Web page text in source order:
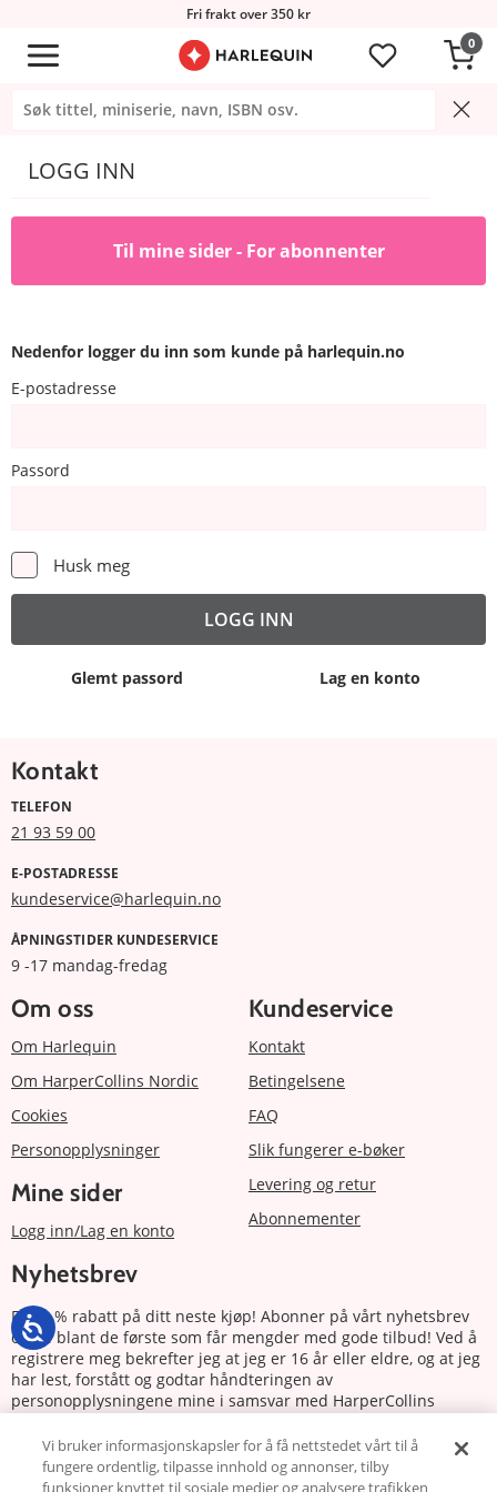
Fri frakt over 350 kr
0
LOGG INN
Til mine sider - For abonnenter
Nedenfor logger du inn som kunde på harlequin.no
E-postadresse
Passord
Husk meg
Glemt passord Lag en konto
Kontakt
TELEFON
21 93 59 00
E-POSTADRESSE
kundeservice@harlequin.no
ÅPNINGSTIDER KUNDESERVICE
9 -17 mandag-fredag
Om oss
Om Harlequin
Om HarperCollins Nordic
Cookies
Personopplysninger
Mine sider
Logg inn/Lag en konto
Kundeservice
Kontakt
Betingelsene
FAQ
Slik fungerer e-bøker
Levering og retur
Abonnementer
Nyhetsbrev
Få 20 % rabatt på ditt neste kjøp! Abonner på vårt nyhetsbrev
og bli blant de første som får mengder med gode tilbud! Ved å
registrere meg bekrefter jeg at jeg er 16 år eller eldre, og at jeg
har lest, forstått og godtar håndteringen av
personopplysningene mine i samsvar med HarperCollins
Abonnere
Vi bruker informasjonskapsler for å få nettstedet vårt til å
fungere ordentlig, tilpasse innhold og annonser, tilby
funksjoner knyttet til sosiale medier og analysere trafikken